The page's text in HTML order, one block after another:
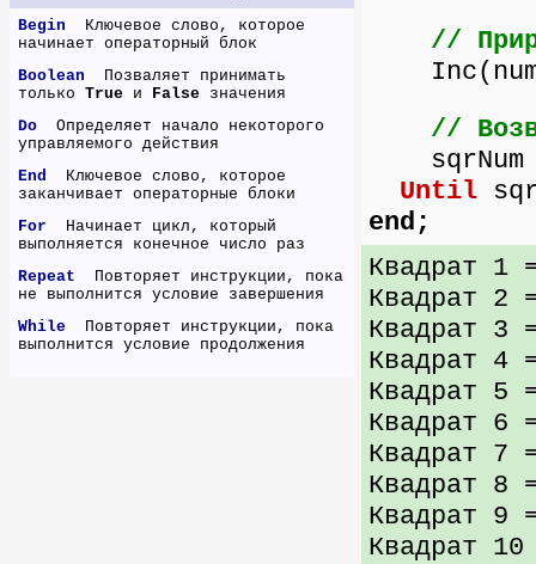
Begin Ключевое слово, которое
начинает операторный блок
Boolean Позваляет принимать
только True и False значения
Do Определяет начало некоторого
управляемого действия
End Ключевое слово, которое
заканчивает операторные блоки
For Начинает цикл, который
выполняется конечное число раз
Repeat Повторяет инструкции, пока
не выполнится условие завершения
While Повторяет инструкции, пока
выполнится условие продолжения
//
//
sqrNum
Until
end;
Квадрат 1
Квадрат 2
Квадрат 3
Квадрат 4
Квадрат 5
Квадрат 6
Квадрат 7
Квадрат 8
Квадрат 9
Квадрат